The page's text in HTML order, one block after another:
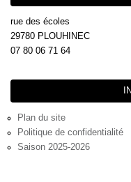
rue des écoles
29780 PLOUHINEC
07 80 06 71 64
Plan du site
Politique de confidentialité
Saison 2025-2026